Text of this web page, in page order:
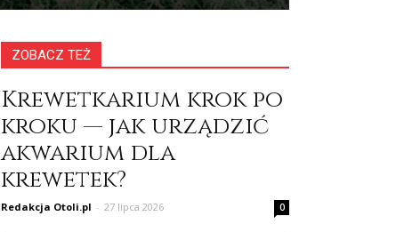
ZOBACZ TEŻ
Krewetkarium krok po
kroku — jak urządzić
akwarium dla
krewetek?
Redakcja Otoli.pl - 27 lipca 2026 0